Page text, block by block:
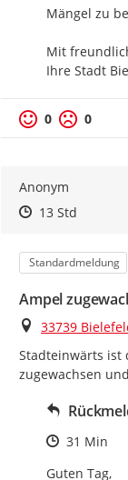
Mängel zu
Mit
Ihre Stadt
0 0
Anonym
Zeitpunkt des
Zeitpunkt des
13 StdZur
Kategorie
Standardmeldung
Ampel
Ort
33739
Stadteinwärts ist
zugewachsen
Zeitpunkt
31 Min
Guten Tag,